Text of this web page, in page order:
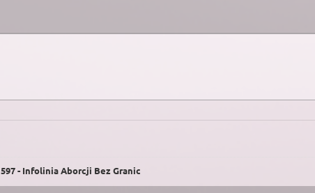
- Infolinia Aborcji Bez Granic